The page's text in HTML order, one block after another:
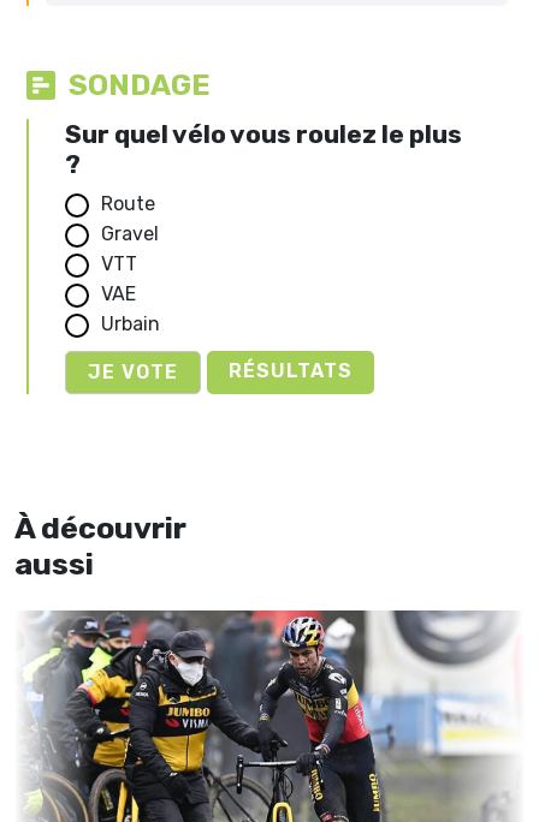
SONDAGE
Sur quel vélo vous roulez le plus
?
Route
Gravel
VTT
VAE
Urbain
RÉSULTATS
À découvrir
aussi